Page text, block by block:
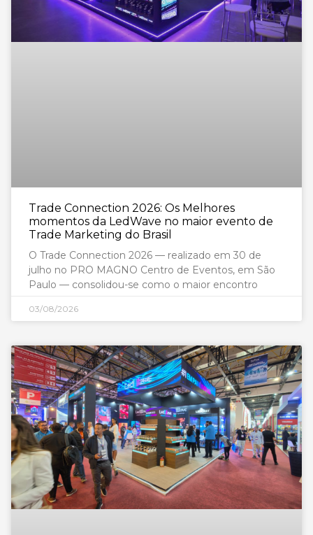
Trade Connection 2026: Os Melhores
momentos da LedWave no maior evento de
Trade Marketing do Brasil
O Trade Connection 2026 — realizado em 30 de
julho no PRO MAGNO Centro de Eventos, em São
Paulo — consolidou-se como o maior encontro
03/08/2026